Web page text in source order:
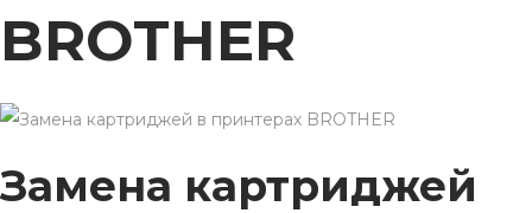
BROTHER
Замена картриджей